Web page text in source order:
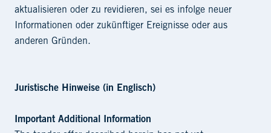
aktualisieren oder zu revidieren, sei es infolge neuer
Informationen oder zukünftiger Ereignisse oder aus
anderen Gründen.
Juristische Hinweise (in Englisch)
Important Additional Information